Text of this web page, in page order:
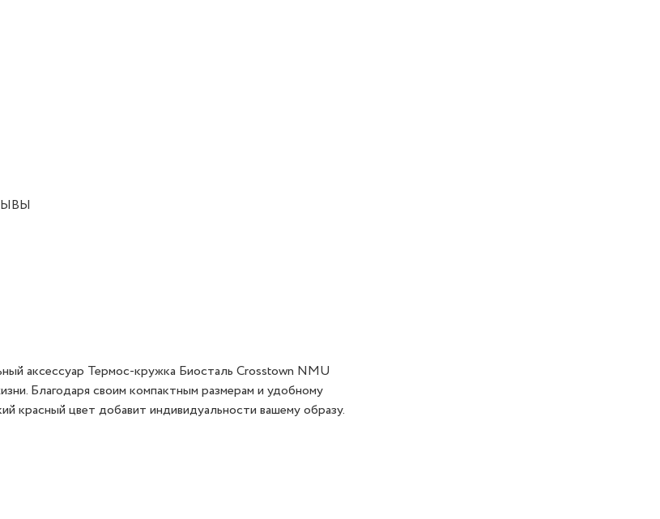
аксессуар Термос-кружка Биосталь Crosstown NMU
Благодаря своим компактным размерам и удобному
красный цвет добавит индивидуальности вашему образу.